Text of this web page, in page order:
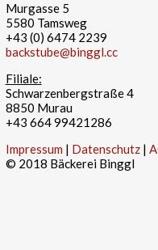
Murgasse 5
5580 Tamsweg
+43 (0) 6474 2239
backstube@binggl.cc
Filiale:
Schwarzenbergstraße 4
8850 Murau
+43 664 99421286
Impressum | Datenschutz|
© 2018 Bäckerei Binggl